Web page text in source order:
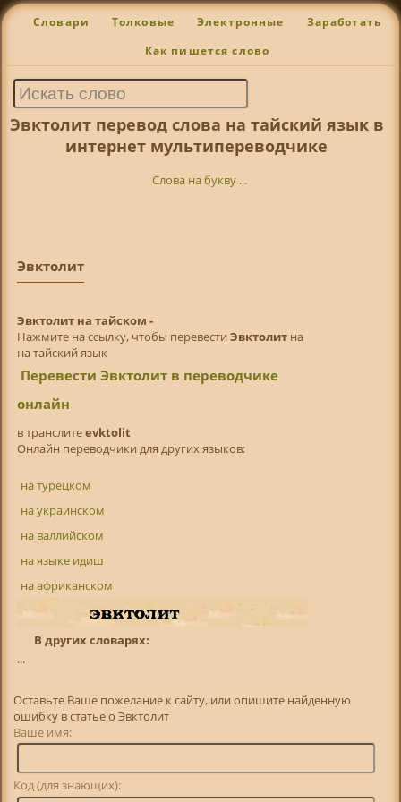
Словари Толковые Электронные Заработать
Как пишется слово
Эвктолит перевод слова на тайский язык в
интернет мультипереводчике
Слова на букву ...
Эвктолит
Эвктолит на тайском -
Нажмите на ссылку, чтобы перевести Эвктолитна
на тайский язык
Перевести Эвктолит в переводчике
онлайн
в транслитeevktolit
Онлайн переводчики для других языков:
на турецком
на украинском
на валлийском
на языке идиш
на африканском
В других словарях:
...
Оставьте Ваше пожелание к сайту, или опишите найденную
ошибку в статье о Эвктолит
Ваше имя:
Код (для знающих):